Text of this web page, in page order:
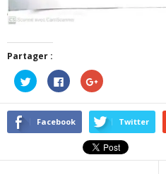
Partager :
Cliquez
pour
partager
sur
Twitter(ouvre
dans
Cliquez
pour
partager
sur
Facebook(ouvre
dans
nouvelle
fenêtre)
Cliquez
pour
sur
Google+
(ouvre
dans
une
nouvelle
fenêtre)
Facebook Twitter